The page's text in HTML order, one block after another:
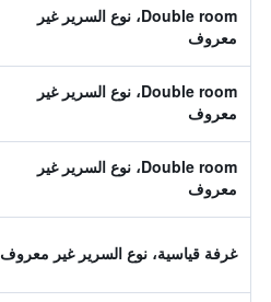
Double room، نوع السرير غير
معروف
Double room، نوع السرير غير
معروف
Double room، نوع السرير غير
معروف
غرفة قياسية، نوع السرير غير معروف